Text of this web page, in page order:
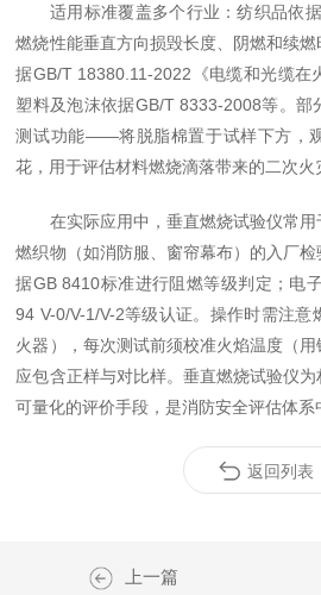
适用标准覆盖多个行业：纺织品依据
燃烧性能垂直方向损毁长度、阴燃和续
据GB/T 18380.11-2022《电缆和光缆在
塑料及泡沫依据GB/T 8333-2008等。部
测试功能——将脱脂棉置于试样下方，
花，用于评估材料燃烧滴落带来的二次火
在实际应用中，垂直燃烧试验仪常用
燃织物（如消防服、窗帘幕布）的入厂
据GB 8410标准进行阻燃等级判定；电
94 V-0/V-1/V-2等级认证。操作时需注意
火器），每次测试前须校准火焰温度（
应包含正样与对比样。垂直燃烧试验仪为
可量化的评价手段，是消防安全评估体系
返回列表
上一篇